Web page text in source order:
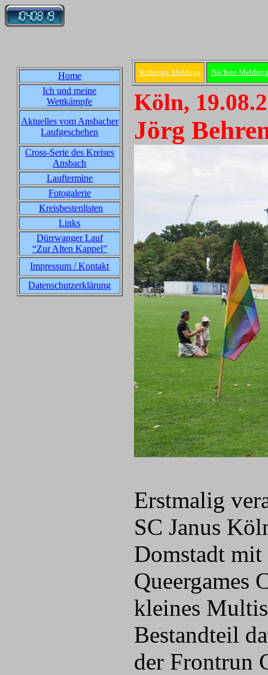
Home
Ich und meine
Wettkämpfe
Aktuelles vom Ansbacher
Laufgeschehen
Cross-Serie des Kreises
Ansbach
Lauftermine
Fotogalerie
Kreisbestenlisten
Links
Dürrwanger Lauf
“Zur Alten Kappel”
Impressum / Kontakt
Datenschutzerklärung
Vorherige Meldung Nächste Meldung
Köln,
Jörg
Erstmalig
SC Janus
Domstadt mit
Queergames
kleines
Bestandteil
der Frontrun